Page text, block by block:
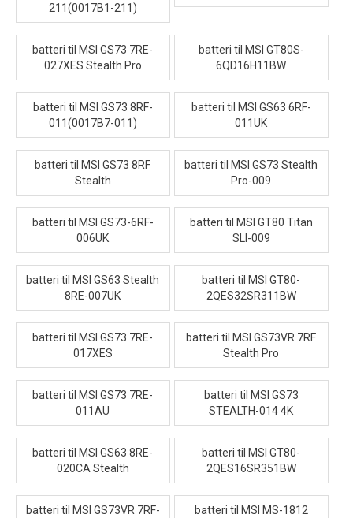
211(0017B1-211)
batteri til MSI GS73 7RE-
027XES Stealth Pro
batteri til MSI GT80S-
6QD16H11BW
batteri til MSI GS73 8RF-
011(0017B7-011)
batteri til MSI GS63 6RF-
011UK
batteri til MSI GS73 8RF
Stealth
batteri til MSI GS73 Stealth
Pro-009
batteri til MSI GS73-6RF-
006UK
batteri til MSI GT80 Titan
SLI-009
batteri til MSI GS63 Stealth
8RE-007UK
batteri til MSI GT80-
2QES32SR311BW
batteri til MSI GS73 7RE-
017XES
batteri til MSI GS73VR 7RF
Stealth Pro
batteri til MSI GS73 7RE-
011AU
batteri til MSI GS73
STEALTH-014 4K
batteri til MSI GS63 8RE-
020CA Stealth
batteri til MSI GT80-
2QES16SR351BW
batteri til MSI GS73VR 7RF-
batteri til MSI MS-1812